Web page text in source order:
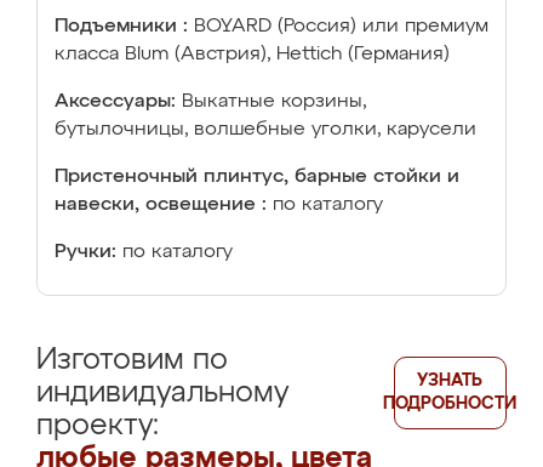
Подъемники : BOYARD (Россия) или премиум
класса Blum (Австрия), Hettich (Германия)
Аксессуары: Выкатные корзины,
бутылочницы, волшебные уголки, карусели
Пристеночный плинтус, барные стойки и
навески, освещение : по каталогу
Ручки: по каталогу
Изготовим по
индивидуальному
проекту:
любые размеры, цвета
УЗНАТЬ
ПОДРОБНОСТИ